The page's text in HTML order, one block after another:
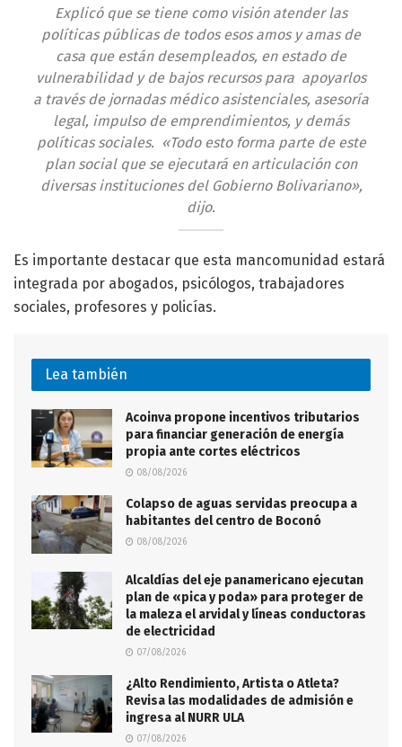
Explicó que se tiene como visión atender las
políticas públicas de todos esos amos y amas de
casa que están desempleados, en estado de
vulnerabilidad y de bajos recursos para apoyarlos
a través de jornadas médico asistenciales, asesoría
legal, impulso de emprendimientos, y demás
políticas sociales. «Todo esto forma parte de este
plan social que se ejecutará en articulación con
diversas instituciones del Gobierno Bolivariano»,
dijo.
Es importante destacar que esta mancomunidad estará
integrada por abogados, psicólogos, trabajadores
sociales, profesores y policías.
Lea también
Acoinva propone incentivos tributarios
para financiar generación de energía
propia ante cortes eléctricos
08/08/2026
Colapso de aguas servidas preocupa a
habitantes del centro de Boconó
08/08/2026
Alcaldías del eje panamericano ejecutan
plan de «pica y poda» para proteger de
la maleza el arvidal y líneas conductoras
de electricidad
07/08/2026
¿Alto Rendimiento, Artista o Atleta?
Revisa las modalidades de admisión e
ingresa al NURR ULA
07/08/2026